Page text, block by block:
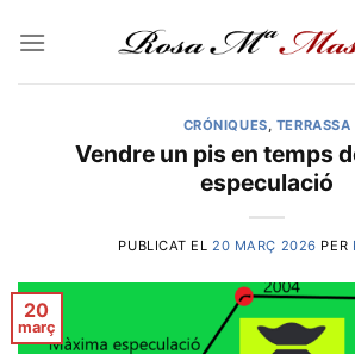
CRÓNIQUES, TERRASSA
Vendre un pis en temps
especulació
PUBLICAT EL 20 MARÇ 2026 PER
20
març